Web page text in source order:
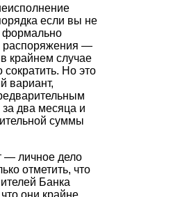
если вы не
формально
распоряжения —
крайнем случае
сократить. Но это
вариант,
два месяца и
суммы
— личное дело
отметить, что
Банка
они крайне